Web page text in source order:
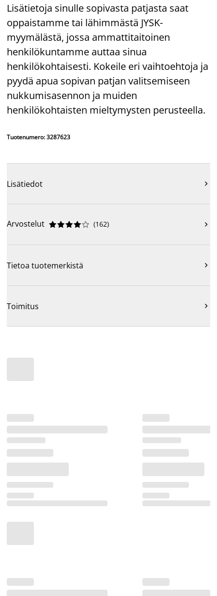
Lisätietoja sinulle sopivasta patjasta saat
oppaistamme tai lähimmästä JYSK-
myymälästä, jossa ammattitaitoinen
henkilökuntamme auttaa sinua
henkilökohtaisesti. Kokeile eri vaihtoehtoja ja
pyydä apua sopivan patjan valitsemiseen
nukkumisasennon ja muiden
henkilökohtaisten mieltymysten perusteella.
Tuotenumero: 3287623
Lisätiedot 
Arvostelut 




 (162) 
Tietoa tuotemerkistä 
Toimitus 